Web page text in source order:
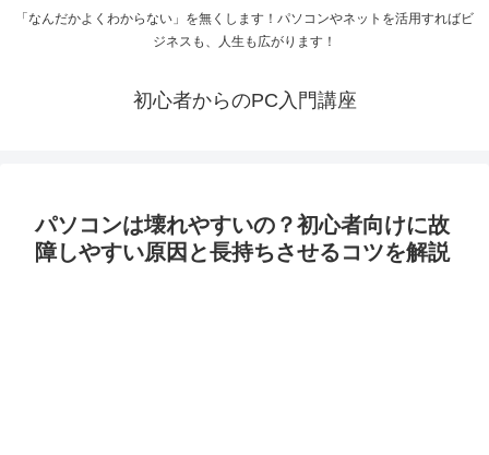
「なんだかよくわからない」を無くします！パソコンやネットを活用すればビ
ジネスも、人生も広がります！
初心者からのPC入門講座
パソコンは壊れやすいの？初心者向けに故
障しやすい原因と長持ちさせるコツを解説